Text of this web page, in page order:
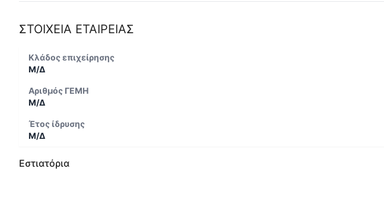
ΣΤΟΙΧΕΙΑ ΕΤΑΙΡΕΙΑΣ
Κλάδος επιχείρησης
Μ/Δ
Αριθμός ΓΕΜΗ
Μ/Δ
Έτος ίδρυσης
Μ/Δ
Εστιατόρια